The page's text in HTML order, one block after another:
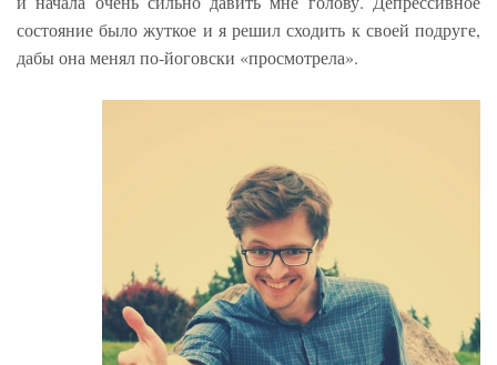
состояние было жуткое и я решил сходить к своей подруге,
дабы она менял по-йоговски «просмотрела».